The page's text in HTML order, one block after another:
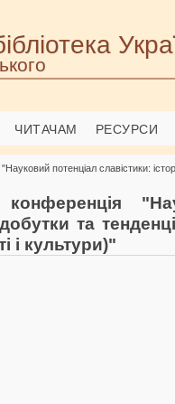
ЧИТАЧАМ РЕСУРСИ
потенціал славістики:
та
і культури)"